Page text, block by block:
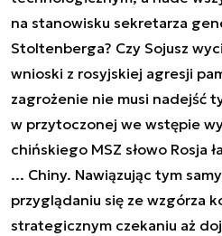
na stanowisku sekretarza
Stoltenberga? Czy Sojusz
wnioski z rosyjskiej agresji
zagrożenie nie musi nadejść
w przytoczonej we wstępie
chińskiego MSZ słowo Rosja
... Chiny. Nawiązując tym
przyglądaniu się ze wzgórza
strategicznym czekaniu aż